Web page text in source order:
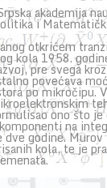
akademija
i
otkrićem
kola 1958.
pre svega
povećava
po mikročipu.
ono što
na
godine. Murov
kola, te je